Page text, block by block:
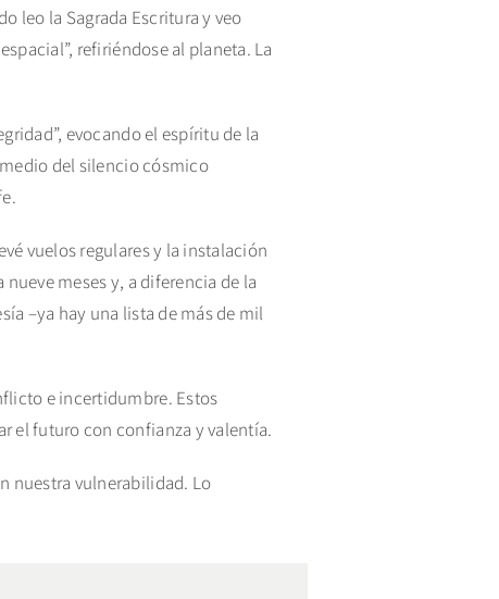
leo la Sagrada Escritura y veo
refiriéndose al planeta. La
evocando el espíritu de la
medio del silencio cósmico
vuelos regulares y la instalación
meses y, a diferencia de la
–ya hay una lista de más de mil
e incertidumbre. Estos
el futuro con confianza y valentía.
nuestra vulnerabilidad. Lo